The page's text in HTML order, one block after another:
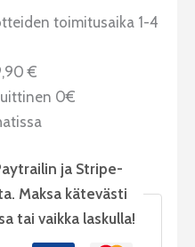
toimitusaika 1-4
€
0€
ja Stripe-
Maksa kätevästi
tai vaikka laskulla!